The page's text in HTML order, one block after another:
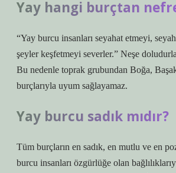
Yay hangi burçtan
“Yay burcu insanları seyahat etmeyi,
şeyler keşfetmeyi severler.” Neşe
Bu nedenle toprak grubundan Boğa,
burçlarıyla uyum sağlayamaz.
Yay burcu sadık mıdır?
Tüm burçların en sadık, en mutlu ve en
burcu insanları özgürlüğe olan